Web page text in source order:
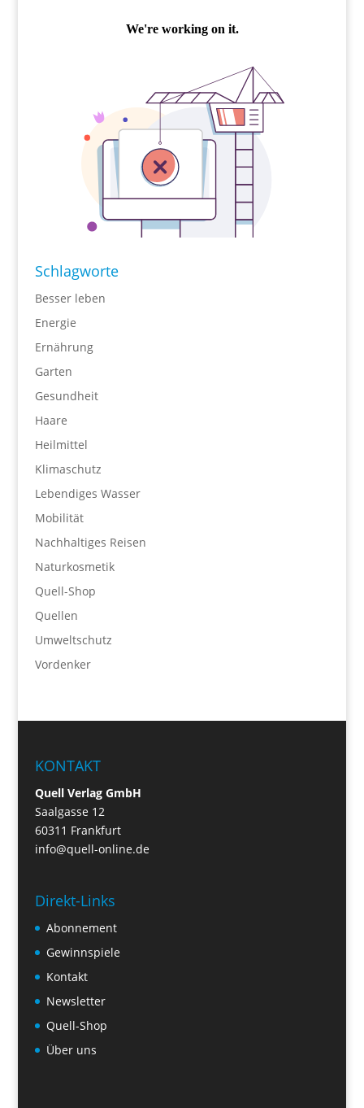
Schlagworte
Besser leben
Energie
Ernährung
Garten
Gesundheit
Haare
Heilmittel
Klimaschutz
Lebendiges Wasser
Mobilität
Nachhaltiges Reisen
Naturkosmetik
Quell-Shop
Quellen
Umweltschutz
Vordenker
KONTAKT
Quell Verlag GmbH
Saalgasse 12
60311 Frankfurt
info@quell-online.de
Direkt-Links
Abonnement
Gewinnspiele
Kontakt
Newsletter
Quell-Shop
Über uns